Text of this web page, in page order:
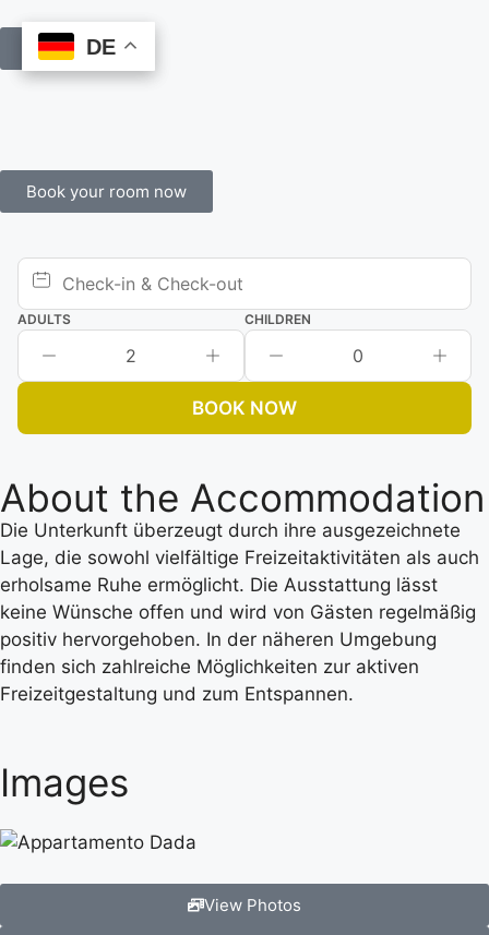
Book Online
Book your room now
ADULTS
2
CHILDREN
0
BOOK NOW
About the Accommodation
Die Unterkunft überzeugt durch ihre ausgezeichnete
Lage, die sowohl vielfältige Freizeitaktivitäten als auch
erholsame Ruhe ermöglicht. Die Ausstattung lässt
keine Wünsche offen und wird von Gästen regelmäßig
positiv hervorgehoben. In der näheren Umgebung
finden sich zahlreiche Möglichkeiten zur aktiven
Freizeitgestaltung und zum Entspannen.
Images
View Photos
DE
DE